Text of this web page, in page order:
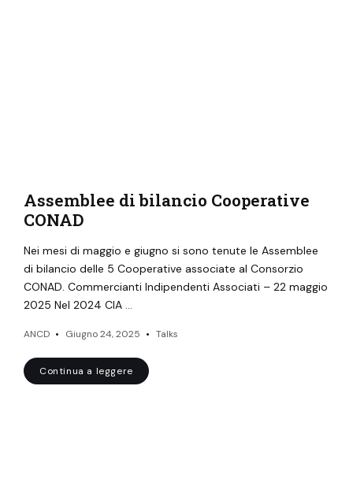
Assemblee di bilancio Cooperative
CONAD
Nei mesi di maggio e giugno si sono tenute le Assemblee
di bilancio delle 5 Cooperative associate al Consorzio
CONAD. Commercianti Indipendenti Associati – 22 maggio
2025 Nel 2024 CIA …
ANCD Giugno 24, 2025 Talks
Continua a leggere